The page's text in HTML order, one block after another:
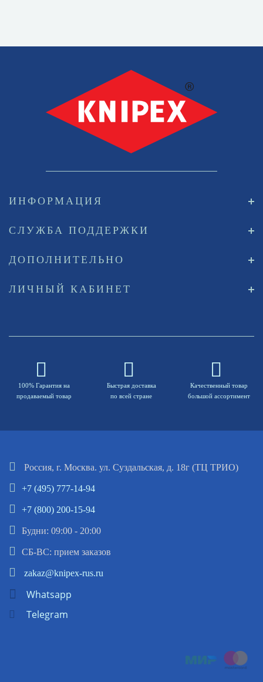
ИНФОРМАЦИЯ
СЛУЖБА ПОДДЕРЖКИ
ДОПОЛНИТЕЛЬНО
ЛИЧНЫЙ КАБИНЕТ
100% Гарантия на
продаваемый товар
Быстрая доставка
по всей стране
Качественный товар
большой ассортимент
Россия, г. Москва. ул. Суздальская, д. 18г (ТЦ ТРИО)
+7 (495) 777-14-94
+7 (800) 200-15-94
Будни: 09:00 - 20:00
СБ-ВС: прием заказов
zakaz@knipex-rus.ru
Whatsapp
Telegram